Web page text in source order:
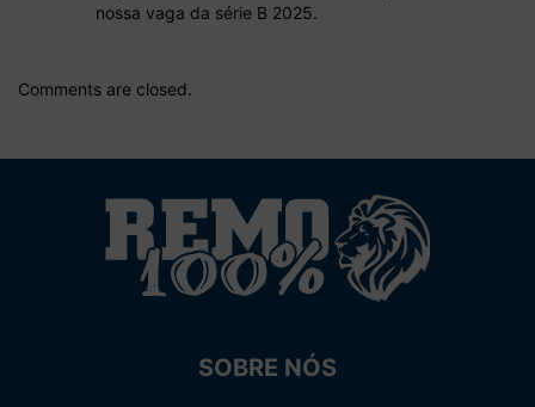
nossa vaga da série B 2025.
Comments are closed.
SOBRE NÓS